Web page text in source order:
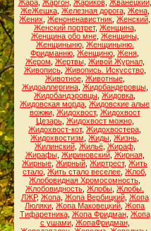
Жара, Жаргон, Жариков, Жванецкий,
ЖеЖешка, Железная дорога, Жена,
Жених Женоненавистник Женский
Женский портрет, Женщина,
Женщина обо мне, Женщины,
Женщиныню, Женщиныню.
Фридманню Женщиню Женя
Жером Жертвы, Живой Журнал,
Живопись, Живопись. Искусство,
Животное, Животные,
Жидоаллергина, Жидобандеровцы,
Жидобандэровцы Жидовка
Жидовская морда Жидовские алые
вожжи, Жидохвост, Жидохвост
Цезарь, Жидохвост можно,
Жидохвост-кот, Жидохвостера
Жидохвостизм Жиды Жизнь
Жилинский, Жильё, Жираф,
Жирафы, Жириновский, Жирная,
Жирные Жирный Жиртрест, Жить
стало Жить стало веселее Жлоб
Жлобовидная Хромосомность
Жлобовидность Жлобы Жлобы.
ЛЖР, Жопа, Жопа Вербицкий, Жопа
Люляки Жопа Маковецкий Жопа
Тифаретника, Жопа Фридман, Жопа
с ушами, ЖопаФридман,